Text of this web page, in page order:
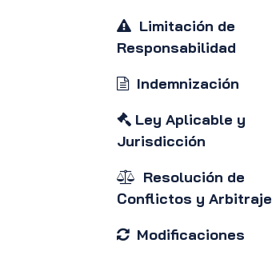
Limitación de
Responsabilidad
Indemnización
Ley Aplicable y
Jurisdicción
Resolución de
Conflictos y Arbitraje
Modificaciones